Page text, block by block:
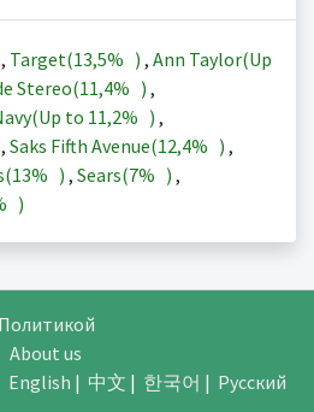
, Target(13,5% ) , Ann Taylor(Up
Stereo(11,4% ) ,
to 11,2% ) ,
, Saks Fifth Avenue(12,4% ) ,
13% ) , Sears(7% ) ,
)
Политикой
About us
English | 中文 | 한국어 | Русский